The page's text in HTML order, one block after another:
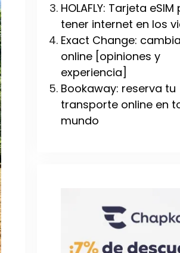
HOLAFLY: Tarjeta
tener internet en los
Exact Change:
online [opiniones y
experiencia]
Bookaway: reserva tu
transporte online en
mundo